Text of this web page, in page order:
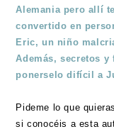
Alemania pero allí
convertido en
Eric, un niño
Además, secretos y
ponerselo difícil a
Pideme lo que
si conocéis a esta